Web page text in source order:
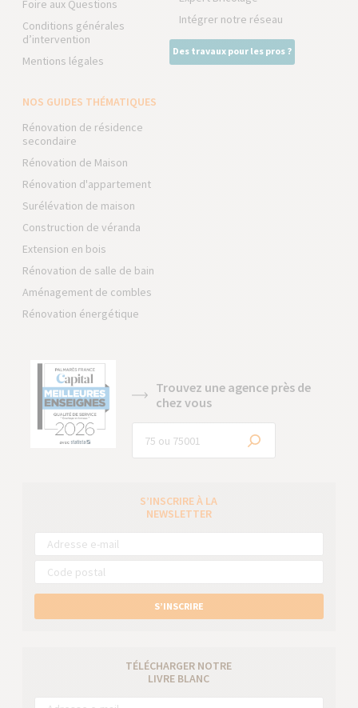
Foire aux Questions
Conditions générales
d’intervention
Mentions légales
Intégrer notre réseau
Des travaux pour les pros ?
NOS GUIDES THÉMATIQUES
Rénovation de résidence
secondaire
Rénovation de Maison
Rénovation d'appartement
Surélévation de maison
Construction de véranda
Extension en bois
Rénovation de salle de bain
Aménagement de combles
Rénovation énergétique
Trouvez une agence près de
chez vous
S’INSCRIRE À LA
NEWSLETTER
S’INSCRIRE
TÉLÉCHARGER NOTRE
LIVRE BLANC